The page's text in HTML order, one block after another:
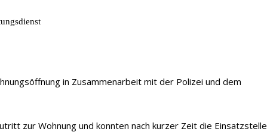
in Zusammenarbeit mit der Polizei und dem
zur Wohnung und konnten nach kurzer Zeit die Einsatzstelle